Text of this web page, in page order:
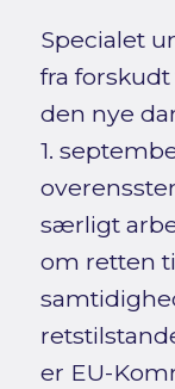
Specialet
fra
den nye
1.
særligt
om retten
er EU-